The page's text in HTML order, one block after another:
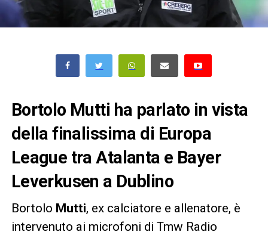
Bortolo Mutti ha parlato in vista
della finalissima di Europa
League tra Atalanta e Bayer
Leverkusen a Dublino
Bortolo Mutti, ex calciatore e allenatore, è
intervenuto ai microfoni di Tmw Radio